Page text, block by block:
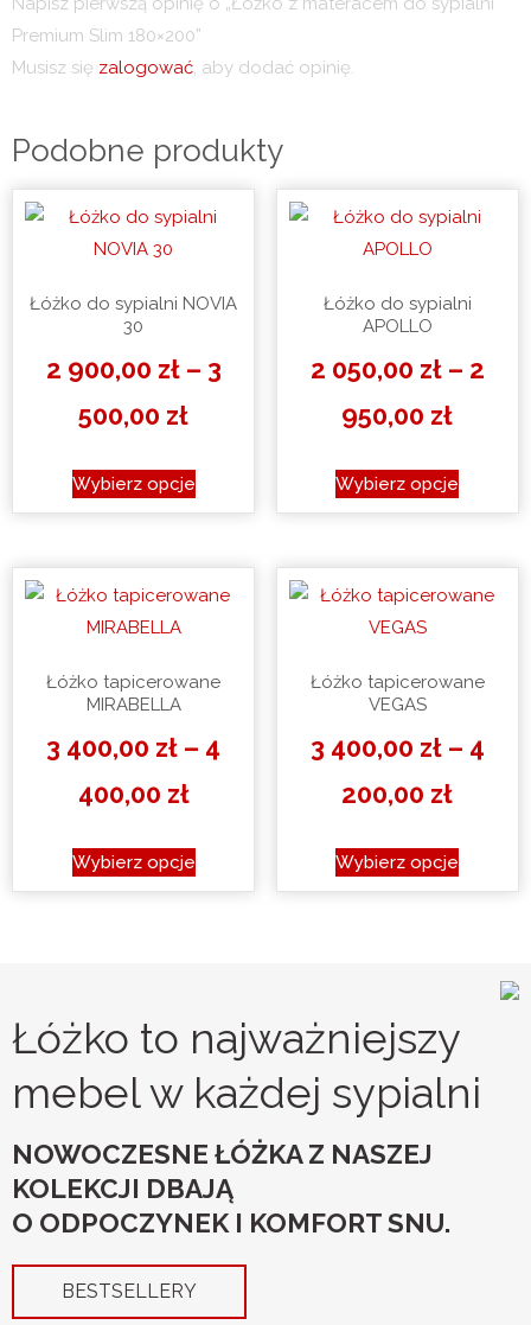
Premium Slim 180×200”
Musisz się zalogować, aby dodać opinię.
Podobne produkty
Łóżko do sypialni NOVIA
30
2 900,00 zł – 3
500,00 złZakres
od
900,00 zł
3
500,00 zł
Wybierz opcje
Ten
produkt
wariantów.
wybrać
stronie
Łóżko do sypialni
APOLLO
2 050,00 zł – 2
950,00 zł
od
2
Wybierz opcje
Ten
produkt
wybrać
stronie
Łóżko tapicerowane
MIRABELLA
3 400,00 zł – 4
400,00 złZakres
od
do
4
400,00 zł
Wybierz opcje
Ten
produkt
można
wybrać
na
produktu
Łóżko tapicerowane
VEGAS
3 400,00 zł – 4
200,00 zł
od
do
Wybierz opcje
Ten
produkt
Opcje
można
na
Łóżko to najważniejszy
mebel w każdej sypialni
NOWOCZESNE ŁÓŻKA Z NASZEJ
KOLEKCJI DBAJĄ
O ODPOCZYNEK I KOMFORT SNU.
BESTSELLERY